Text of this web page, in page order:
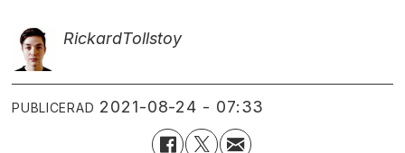
RickardTollstoy
PUBLICERAD 2021-08-24 - 07:33